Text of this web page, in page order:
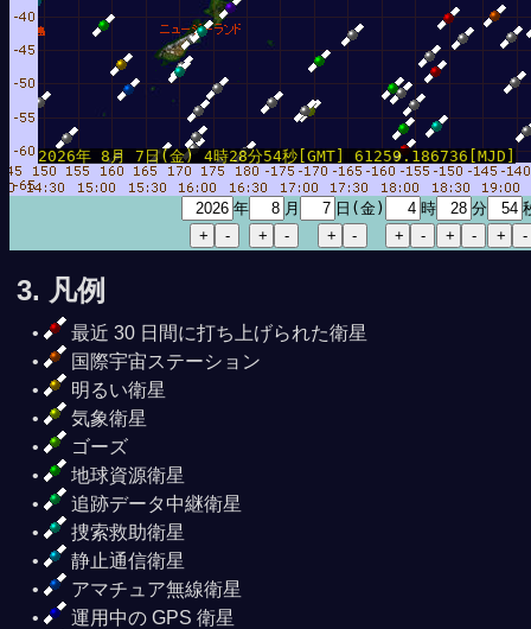
2026年 8月 7日(金) 4時28分54秒[GMT] 61259.186736[MJD]
年 月 日(金) 時 分
3. 凡例
最近 30 日間に打ち上げられた衛星
国際宇宙ステーション
明るい衛星
気象衛星
ゴーズ
地球資源衛星
追跡データ中継衛星
捜索救助衛星
静止通信衛星
アマチュア無線衛星
運用中の GPS 衛星